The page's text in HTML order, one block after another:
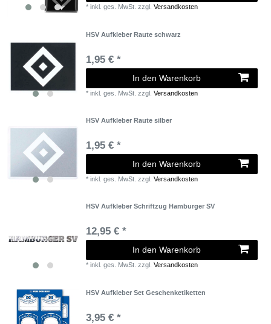
*inkl. ges. MwSt. zzgl.Versandkosten
HSV Aufkleber Raute schwarz
1,95 € *
In den Warenkorb
*inkl. ges. MwSt. zzgl.Versandkosten
HSV Aufkleber Raute silber
1,95 € *
In den Warenkorb
*inkl. ges. MwSt. zzgl.Versandkosten
HSV Aufkleber Schriftzug Hamburger SV
12,95 € *
In den Warenkorb
*inkl. ges. MwSt. zzgl.Versandkosten
HSV Aufkleber Set Geschenketiketten
3,95 € *